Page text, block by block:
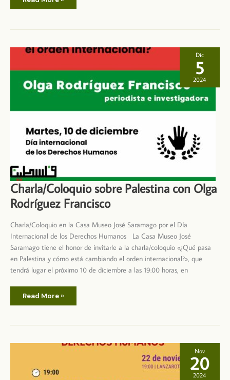
final
vida:
Humanos
Charla/Coloquio sobre Palestina con Olga
Rodríguez Francisco
Charla/Coloquio en la Casa Museo José Saramago por el Día
Internacional de los Derechos Humanos La Casa Museo José
Saramago tiene el honor de invitarle a la charla/coloquio «¿Qué pasa
en Palestina y cómo está cambiando el orden internacional?», que
tendrá lugar el próximo 10 de diciembre a las 19:00 horas, en
Charla/Coloquio
Palestina
Rodríguez
Read More »
Dic
5
2024
Nov
20
2024